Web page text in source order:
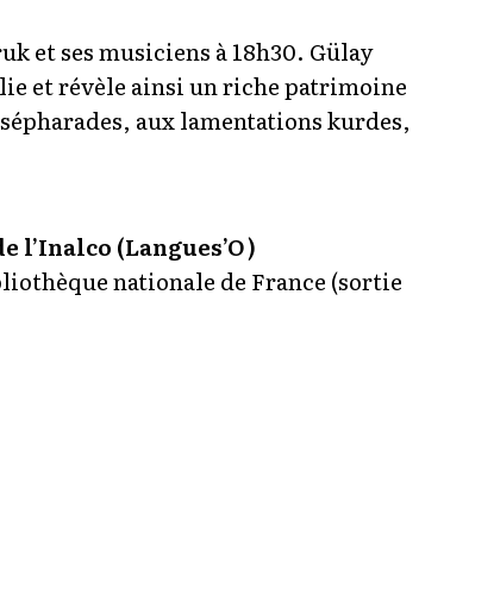
et ses musiciens à 18h30. Gülay
et révèle ainsi un riche patrimoine
aux lamentations kurdes,
l’Inalco (Langues’O)
nationale de France (sortie